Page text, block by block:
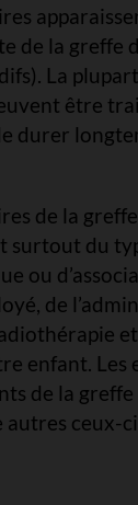
de la greffe
La
être
durer
de la
surtout du
ou
de
et
enfant. Les
de la greffe
autres ceux-